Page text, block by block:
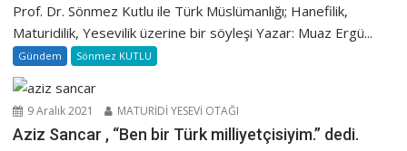
Prof. Dr. Sönmez Kutlu ile Türk Müslümanlığı; Hanefilik,
Maturidilik, Yesevilik üzerine bir söyleşi Yazar: Muaz Ergü...
Gündem Sönmez KUTLU
9 Aralık 2021 MATURİDİ YESEVİ OTAĞI
Aziz Sancar , “Ben bir Türk milliyetçisiyim.” dedi.